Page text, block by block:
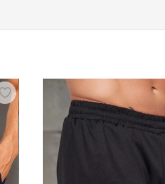
выдерживать
раздражение кожи.
относятся классические